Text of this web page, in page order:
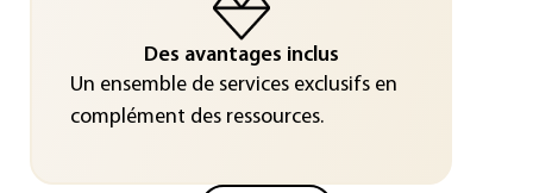
Des avantages inclus
Un ensemble de services exclusifs en
complément des ressources.